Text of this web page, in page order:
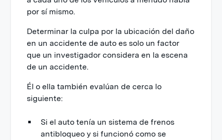
por sí mismo.
Determinar la culpa por la ubicación del daño
en un accidente de auto es solo un factor
que un investigador considera en la escena
de un accidente.
Él o ella también evalúan de cerca lo
siguiente:
Si el auto tenía un sistema de frenos
antibloqueo y si funcionó como se